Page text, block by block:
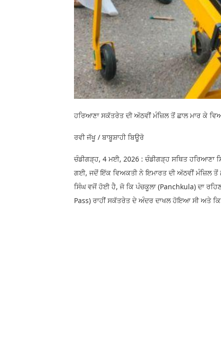
ਹਰਿਆਣਾ ਸਕੱਤਰੇਤ ਦੀ ਅੱਠਵੀਂ ਮੰਜ਼ਿਲ ਤੋਂ ਛਾਲ ਮਾਰ ਕੇ
ਰਵੀ ਜੱਖੂ / ਬਾਬੂਸ਼ਾਹੀ ਬਿਊਰੋ
ਚੰਡੀਗੜ੍ਹ, 4 ਮਈ, 2026 : ਚੰਡੀਗੜ੍ਹ ਸਥਿਤ ਹਰਿਆਣਾ
ਗਈ, ਜਦੋਂ ਇੱਕ ਵਿਅਕਤੀ ਨੇ ਇਮਾਰਤ ਦੀ ਅੱਠਵੀਂ ਮੰਜ਼ਿਲ ਤੋਂ
ਸਿੰਘ ਵਜੋਂ ਹੋਈ ਹੈ, ਜੋ ਕਿ ਪੰਚਕੂਲਾ (Panchkula) ਦਾ
Pass) ਰਾਹੀਂ ਸਕੱਤਰੇਤ ਦੇ ਅੰਦਰ ਦਾਖਲ ਹੋਇਆ ਸੀ ਅਤੇ